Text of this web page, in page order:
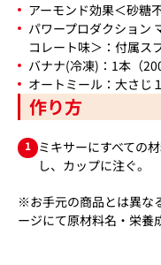
アーモンド効果＜砂糖
パワープロダクション
コレート味＞：付属ス
バナナ(冷凍)：1本（
オートミール：大さじ１
作り方
1 ミキサーにすべての
し、カップに注ぐ。
※お手元の商品とは異な
ージにて原材料名・栄養